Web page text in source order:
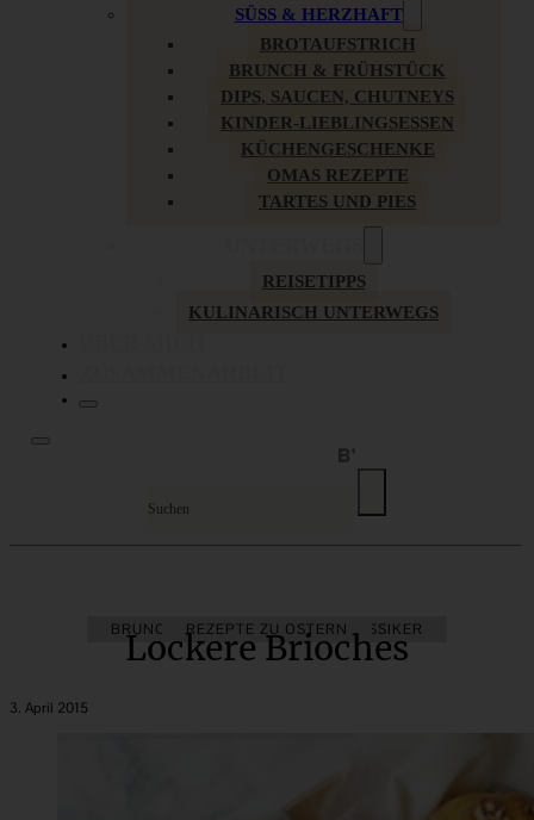
SÜSS & HERZHAFT
BROTAUFSTRICH
BRUNCH & FRÜHSTÜCK
DIPS, SAUCEN, CHUTNEYS
KINDER-LIEBLINGSESSEN
KÜCHENGESCHENKE
OMAS REZEPTE
TARTES UND PIES
REISETIPPS
KULINARISCH UNTERWEGS
BRUNCH & FRÜHSTÜCK KLASSIKER
REZEPTE ZU OSTERN
Lockere Brioches
3. April 2015